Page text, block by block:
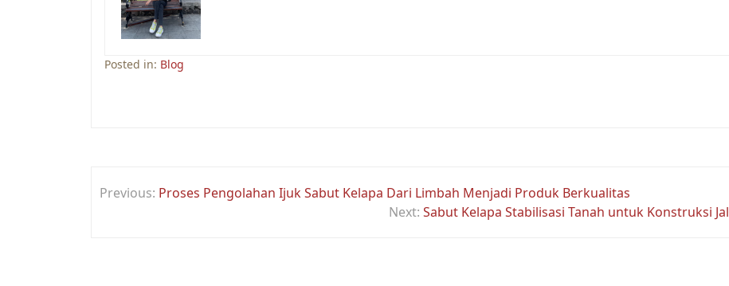
Posted in: Blog
Post
Previous: Proses Pengolahan Ijuk Sabut Kelapa Dari Limbah Menjadi Produk Berkualitas
Next: Sabut Kelapa Stabilisasi Tanah untuk Konstruksi